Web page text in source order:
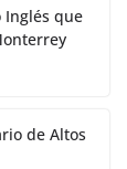
Inglés que
de Altos